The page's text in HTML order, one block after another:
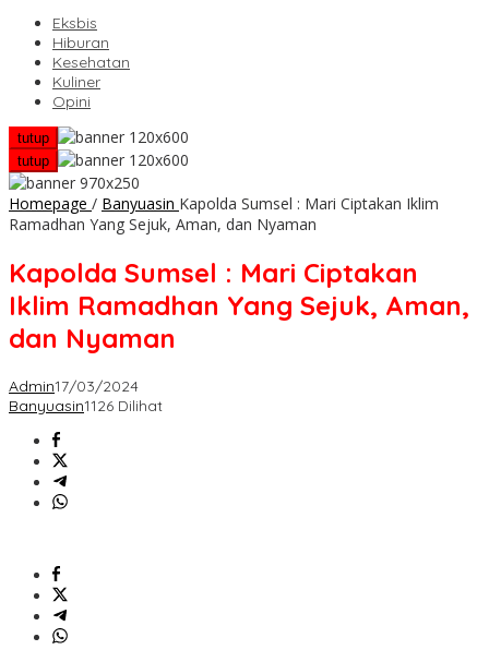
Eksbis
Hiburan
Kesehatan
Kuliner
Opini
tutup
tutup
Homepage / Banyuasin Kapolda Sumsel : Mari Ciptakan Iklim
Ramadhan Yang Sejuk, Aman, dan Nyaman
Kapolda Sumsel : Mari Ciptakan
Iklim Ramadhan Yang Sejuk, Aman,
dan Nyaman
Admin17/03/2024
Banyuasin1126 Dilihat